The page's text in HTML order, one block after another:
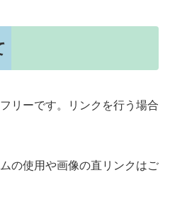
リーです。リンクを行う場合
の使用や画像の直リンクはご